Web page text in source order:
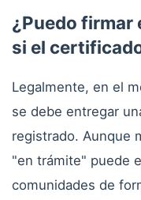
¿Puedo firmar
si el
Legalmente, en el
se debe entregar
registrado. Aunque
"en trámite" puede
comunidades de